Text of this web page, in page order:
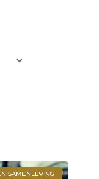
SAMENLEVING